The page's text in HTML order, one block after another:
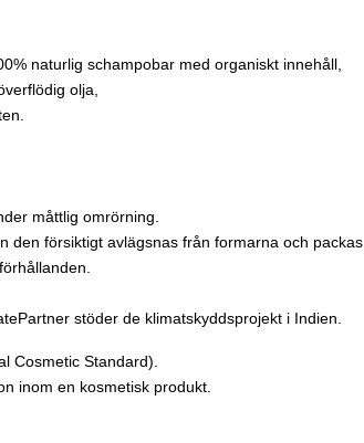
naturlig schampobar med organiskt innehåll,
olja,
måttlig omrörning.
försiktigt avlägsnas från formarna och packas.
stöder de klimatskyddsprojekt i Indien.
Cosmetic Standard).
inom en kosmetisk produkt.